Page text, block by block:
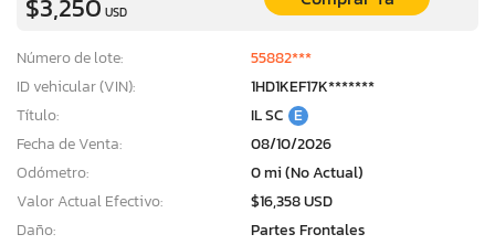
USD
Número de lote:
55882***
ID vehicular (VIN):
1HD1KEF17K*******
Título:
IL SC E
Fecha de Venta:
08/10/2026
Odómetro:
0 mi (No Actual)
Valor Actual Efectivo:
$16,358 USD
Daño:
Partes Frontales